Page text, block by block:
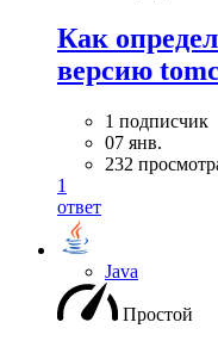
Как
версию
1 подписчик
07 янв.
232
1
ответ
Java
Простой